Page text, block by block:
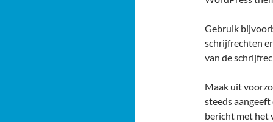
Gebruik
schrijfrechten
van de
Maak uit
steeds
bericht met het